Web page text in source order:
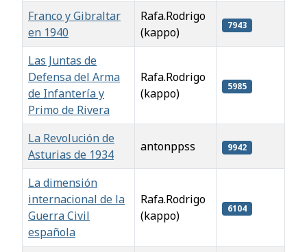
Franco y Gibraltar
en 1940
Rafa.Rodrigo
(kappo)
7943
Las Juntas de
Defensa del Arma
de Infantería y
Primo de Rivera
Rafa.Rodrigo
(kappo)
5985
La Revolución de
Asturias de 1934
antonppss 9942
La dimensión
internacional de la
Guerra Civil
española
Rafa.Rodrigo
(kappo)
6104